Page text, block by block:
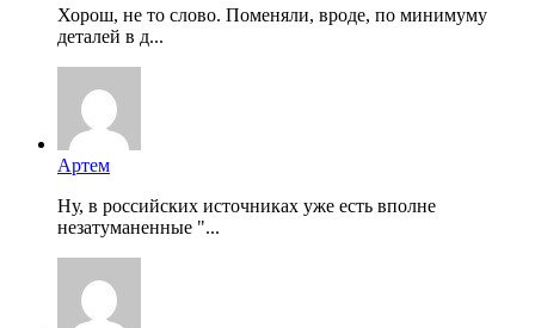
Хорош, не то слово. Поменяли, вроде, по минимуму
деталей в д...
Артем
Ну, в российских источниках уже есть вполне
незатуманенные "...